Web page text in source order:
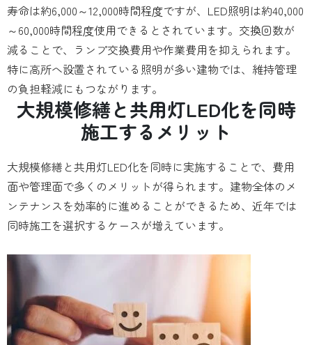
寿命は約6,000～12,000時間程度ですが、LED照明は約40,000
～60,000時間程度使用できるとされています。交換回数が
減ることで、ランプ交換費用や作業費用を抑えられます。
特に高所へ設置されている照明が多い建物では、維持管理
の負担軽減にもつながります。
大規模修繕と共用灯LED化を同時
施工するメリット
大規模修繕と共用灯LED化を同時に実施することで、費用
面や管理面で多くのメリットが得られます。建物全体のメ
ンテナンスを効率的に進めることができるため、近年では
同時施工を選択するケースが増えています。